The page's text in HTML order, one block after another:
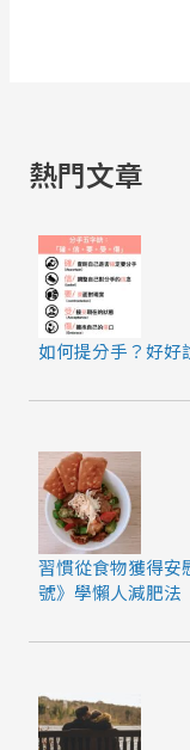
熱門文章
如何提分手？好好
習慣從食物獲得安
號》學懶人減肥法